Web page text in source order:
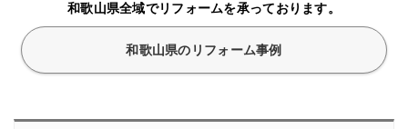
和歌山県全域でリフォームを承っております。
和歌山県のリフォーム事例